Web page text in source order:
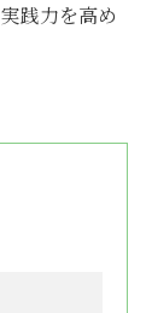
践力を高め